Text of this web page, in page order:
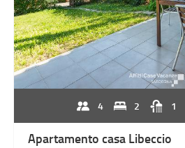
4 2 1
Apartamento casa Libeccio